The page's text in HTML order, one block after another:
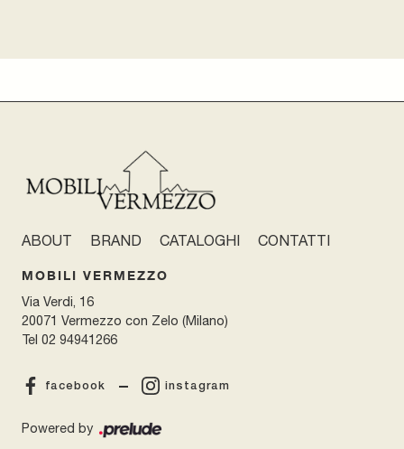
ABOUT BRAND CATALOGHI CONTATTI
MOBILI VERMEZZO
Via Verdi, 16
20071 Vermezzo con Zelo (Milano)
Tel 02 94941266
facebook instagram
Powered by